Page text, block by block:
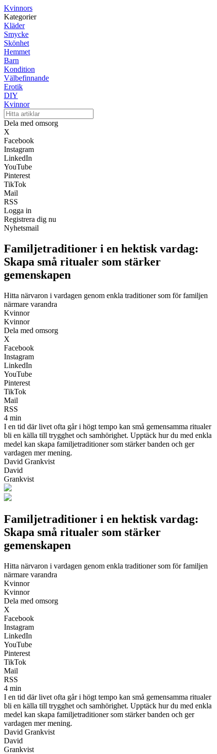
Kvinnors
Kategorier
Kläder
Smycke
Skönhet
Hemmet
Barn
Kondition
Välbefinnande
Erotik
DIY
Kvinnor
Dela med omsorg
X
Facebook
Instagram
LinkedIn
YouTube
Pinterest
TikTok
Mail
RSS
Logga in
Registrera dig nu
Nyhetsmail
Familjetraditioner i en hektisk vardag:
Skapa små ritualer som stärker
gemenskapen
Hitta närvaron i vardagen genom enkla traditioner som för familjen
närmare varandra
Kvinnor
Kvinnor
Dela med omsorg
X
Facebook
Instagram
LinkedIn
YouTube
Pinterest
TikTok
Mail
RSS
4 min
I en tid där livet ofta går i högt tempo kan små gemensamma ritualer
bli en källa till trygghet och samhörighet. Upptäck hur du med enkla
medel kan skapa familjetraditioner som stärker banden och ger
vardagen mer mening.
David Grankvist
David
Grankvist
Familjetraditioner i en hektisk vardag:
Skapa små ritualer som stärker
gemenskapen
Hitta närvaron i vardagen genom enkla traditioner som för familjen
närmare varandra
Kvinnor
Kvinnor
Dela med omsorg
X
Facebook
Instagram
LinkedIn
YouTube
Pinterest
TikTok
Mail
RSS
4 min
I en tid där livet ofta går i högt tempo kan små gemensamma ritualer
bli en källa till trygghet och samhörighet. Upptäck hur du med enkla
medel kan skapa familjetraditioner som stärker banden och ger
vardagen mer mening.
David Grankvist
David
Grankvist